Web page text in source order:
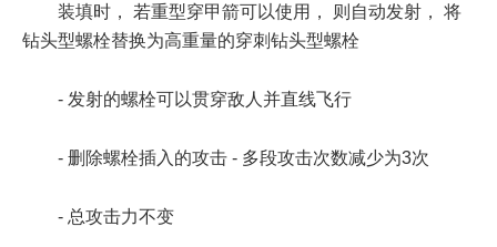
装填时， 若重型穿甲箭可以使用， 则自动发射， 将
钻头型螺栓替换为高重量的穿刺钻头型螺栓
- 发射的螺栓可以贯穿敌人并直线飞行
- 删除螺栓插入的攻击 - 多段攻击次数减少为3次
- 总攻击力不变